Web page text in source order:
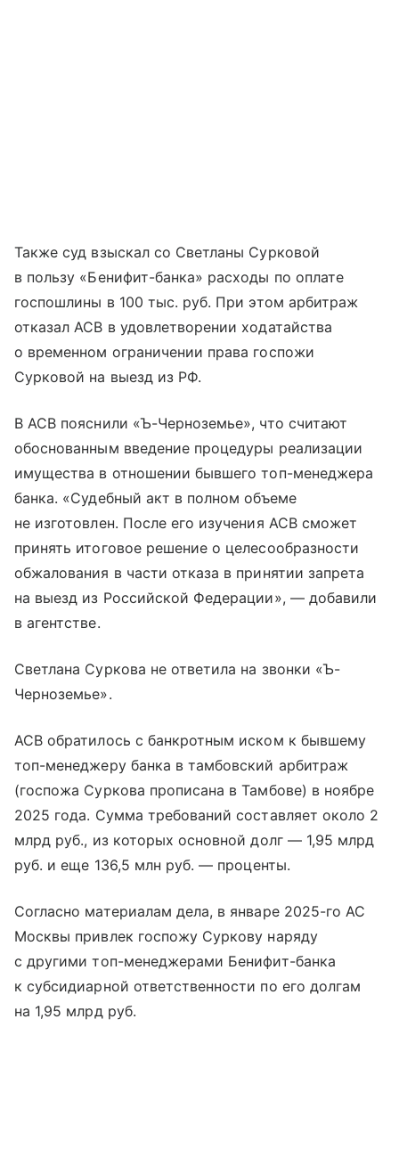
Также суд взыскал со Светланы Сурковой
в пользу «Бенифит-банка» расходы по оплате
госпошлины в 100 тыс. руб. При этом арбитраж
отказал АСВ в удовлетворении ходатайства
о временном ограничении права госпожи
Сурковой на выезд из РФ.
В АСВ пояснили «Ъ-Черноземье», что считают
обоснованным введение процедуры реализации
имущества в отношении бывшего топ-менеджера
банка. «Судебный акт в полном объеме
не изготовлен. После его изучения АСВ сможет
принять итоговое решение о целесообразности
обжалования в части отказа в принятии запрета
на выезд из Российской Федерации», — добавили
в агентстве.
Светлана Суркова не ответила на звонки «Ъ-
Черноземье».
АСВ обратилось с банкротным иском к бывшему
топ-менеджеру банка в тамбовский арбитраж
(госпожа Суркова прописана в Тамбове) в ноябре
2025 года. Сумма требований составляет около 2
млрд руб., из которых основной долг — 1,95 млрд
руб. и еще 136,5 млн руб. — проценты.
Согласно материалам дела, в январе 2025-го АС
Москвы привлек госпожу Суркову наряду
с другими топ-менеджерами Бенифит-банка
к субсидиарной ответственности по его долгам
на 1,95 млрд руб.